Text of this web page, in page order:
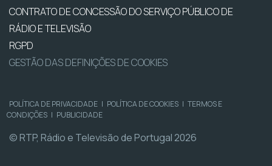
CONTRATO DE CONCESSÃO DO SERVIÇO PÚBLICO DE
RÁDIO E TELEVISÃO
RGPD
GESTÃO DAS DEFINIÇÕES DE COOKIES
POLÍTICA DE PRIVACIDADE | POLÍTICA DE COOKIES | TERMOS E
CONDIÇÕES | PUBLICIDADE
© RTP, Rádio e Televisão de Portugal 2026